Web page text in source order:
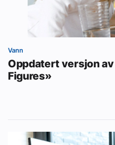
Vann
Oppdatert versjon av
Figures»